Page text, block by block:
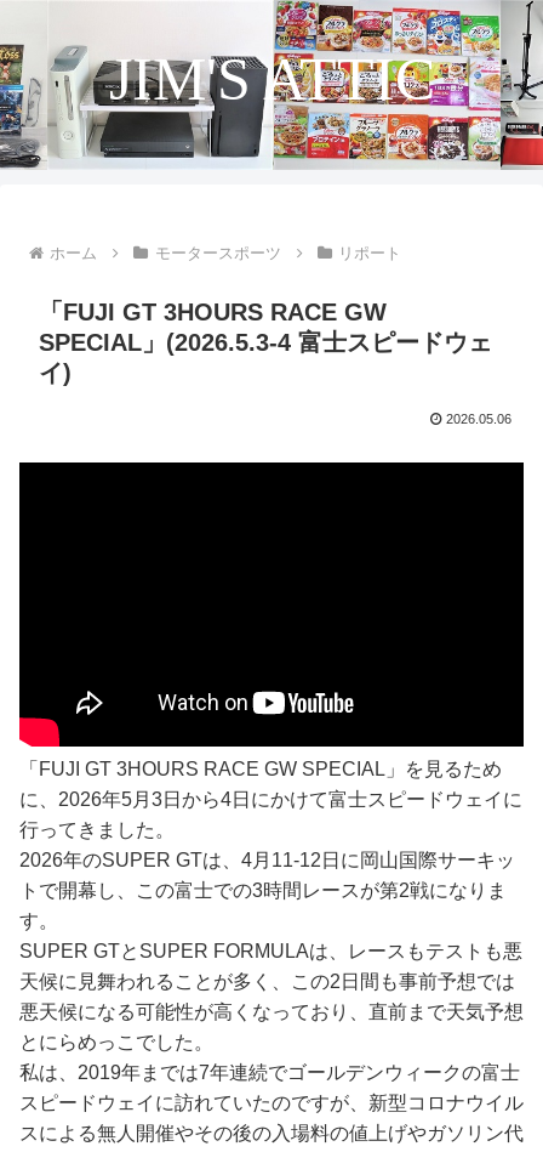
JIM'S ATTIC
ホーム モータースポーツ リポート
「FUJI GT 3HOURS RACE GW
SPECIAL」(2026.5.3-4 富士スピードウェ
イ)
2026.05.06
「FUJI GT 3HOURS RACE GW SPECIAL」を見るため
に、2026年5月3日から4日にかけて富士スピードウェイに
行ってきました。
2026年のSUPER GTは、4月11-12日に岡山国際サーキッ
トで開幕し、この富士での3時間レースが第2戦になりま
す。
SUPER GTとSUPER FORMULAは、レースもテストも悪
天候に見舞われることが多く、この2日間も事前予想では
悪天候になる可能性が高くなっており、直前まで天気予想
とにらめっこでした。
私は、2019年までは7年連続でゴールデンウィークの富士
スピードウェイに訪れていたのですが、新型コロナウイル
スによる無人開催やその後の入場料の値上げやガソリン代